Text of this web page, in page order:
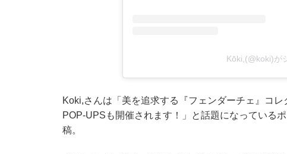
Kōki,(@koki)が
Koki,さんは「美を追求する『フェンダーチェ』コ
POP-UPSも開催されます！」と話題になっている
稿。